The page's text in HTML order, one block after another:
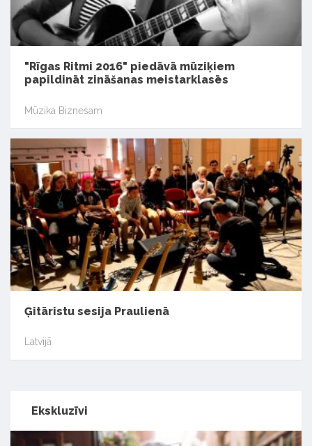
"Rīgas Ritmi 2016" piedāvā mūziķiem
papildināt zināšanas meistarklasēs
Mūzika Biznesam
Ģitāristu sesija Praulienā
Latvijā
Ekskluzīvi